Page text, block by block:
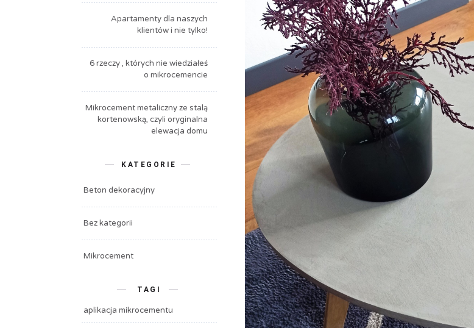
Apartamenty dla naszych
klientów i nie tylko!
6 rzeczy , których nie wiedziałeś
o mikrocemencie
Mikrocement metaliczny ze stalą
kortenowską, czyli oryginalna
elewacja domu
KATEGORIE
Beton dekoracyjny
Bez kategorii
Mikrocement
TAGI
aplikacja mikrocementu